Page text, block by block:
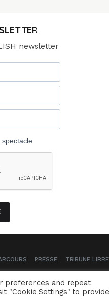
newsletter
spectacle
PRESSE TRIBUNE LIBRE
Compositrice
preferences and repeat
"Cookie Settings" to provide